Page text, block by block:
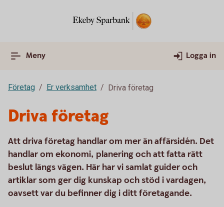
Meny Logga in
Företag Er verksamhet Driva företag
Driva företag
Att driva företag handlar om mer än affärsidén. Det
handlar om ekonomi, planering och att fatta rätt
beslut längs vägen. Här har vi samlat guider och
artiklar som ger dig kunskap och stöd i vardagen,
oavsett var du befinner dig i ditt företagande.